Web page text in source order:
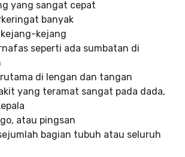
yang sangat cepat
banyak
kejang
seperti ada sumbatan di
di lengan dan tangan
yang teramat sangat pada dada,
atau pingsan
bagian tubuh atau seluruh